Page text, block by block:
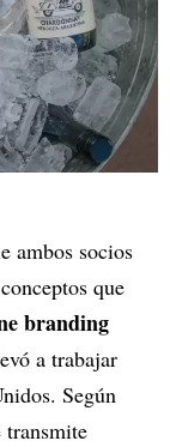
ambos socios
que
branding
a trabajar
Según